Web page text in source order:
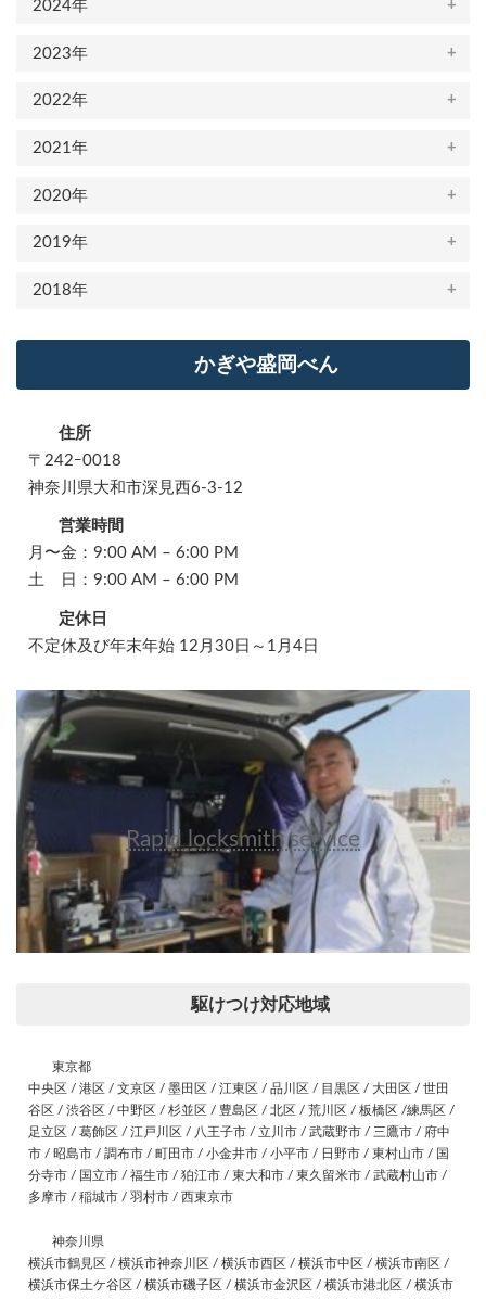
2024年
2023年
2022年
2021年
2020年
2019年
2018年
かぎや盛岡べん
住所
〒242ｰ0018
神奈川県大和市深見西6-3-12
営業時間
月〜金：9:00 AM – 6:00 PM
土 日：9:00 AM – 6:00 PM
定休日
不定休及び年末年始 12月30日～1月4日
Rapid locksmith service
駆けつけ対応地域
東京都
中央区 / 港区 / 文京区 / 墨田区 / 江東区 / 品川区 / 目黒区 / 大田区 / 世田
谷区 / 渋谷区 / 中野区 / 杉並区 / 豊島区 / 北区 / 荒川区 / 板橋区 /練馬区 /
足立区 / 葛飾区 / 江戸川区 / 八王子市 / 立川市 / 武蔵野市 / 三鷹市 / 府中
市 / 昭島市 / 調布市 / 町田市 / 小金井市 / 小平市 / 日野市 / 東村山市 / 国
分寺市 / 国立市 / 福生市 / 狛江市 / 東大和市 / 東久留米市 / 武蔵村山市 /
多摩市 / 稲城市 / 羽村市 / 西東京市
神奈川県
横浜市鶴見区 / 横浜市神奈川区 / 横浜市西区 / 横浜市中区 / 横浜市南区 /
横浜市保土ケ谷区 / 横浜市磯子区 / 横浜市金沢区 / 横浜市港北区 / 横浜市